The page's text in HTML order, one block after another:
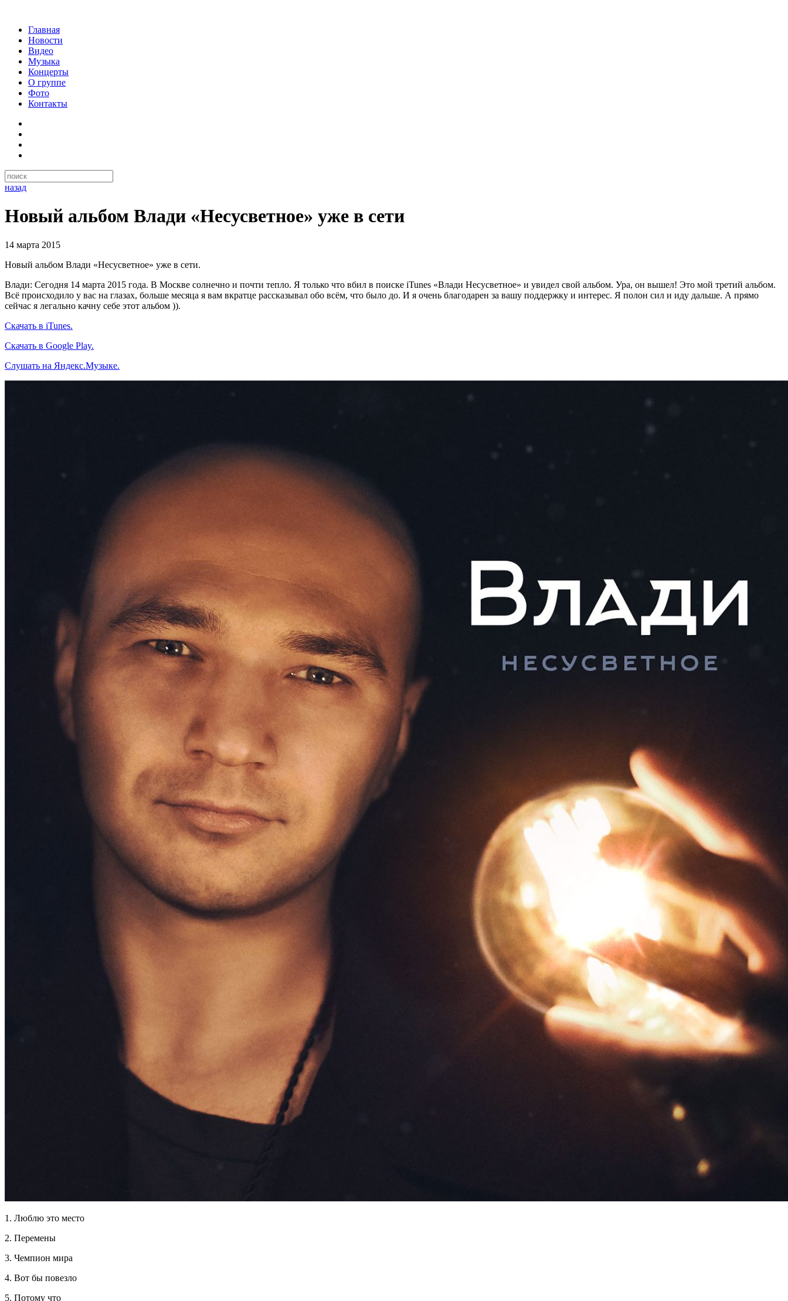
Главная
Новости
Видео
Музыка
Концерты
О группе
Фото
Контакты
назад
Новый альбом Влади «Несусветное» уже в сети
14 марта 2015
Новый альбом Влади «Несусветное» уже в сети.
Влади: Сегодня 14 марта 2015 года. В Москве солнечно и почти тепло. Я только что вбил в поиске iTunes «Влади Несусветное» и увидел свой альбом. Ура, он вышел! Это мой третий альбом.
Всё происходило у вас на глазах, больше месяца я вам вкратце рассказывал обо всём, что было до. И я очень благодарен за вашу поддержку и интерес. Я полон сил и иду дальше. А прямо
сейчас я легально качну себе этот альбом )).
Cкачать в iTunes.
Скачать в Google Play.
Слушать на Яндекс.Музыке.
1. Люблю это место
2. Перемены
3. Чемпион мира
4. Вот бы повезло
5. Потому что